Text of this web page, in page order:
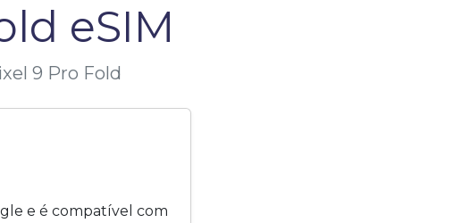
eSIM
9 Pro Fold
e é compatível com